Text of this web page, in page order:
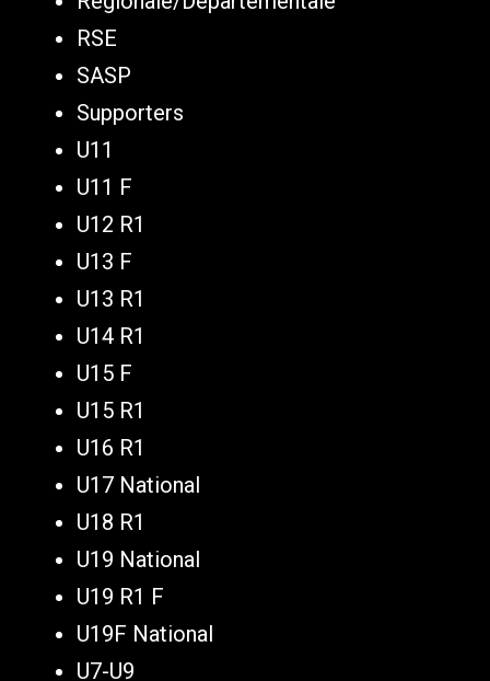
RSE
SASP
Supporters
U11
U11 F
U12 R1
U13 F
U13 R1
U14 R1
U15 F
U15 R1
U16 R1
U17 National
U18 R1
U19 National
U19 R1 F
U19F National
U7-U9